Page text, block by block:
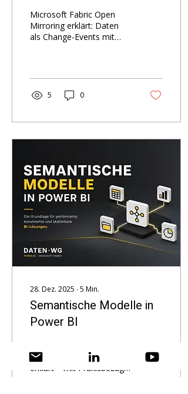
Microsoft Fabric Open
Mirroring erklärt: Daten
als Change-Events mit
Pipeline.
5 0
28. Dez. 2025 ∙5 Min.
Semantische Modelle in
Power BI
Power BI verständlich
erklärt – mit Praxisbezug,